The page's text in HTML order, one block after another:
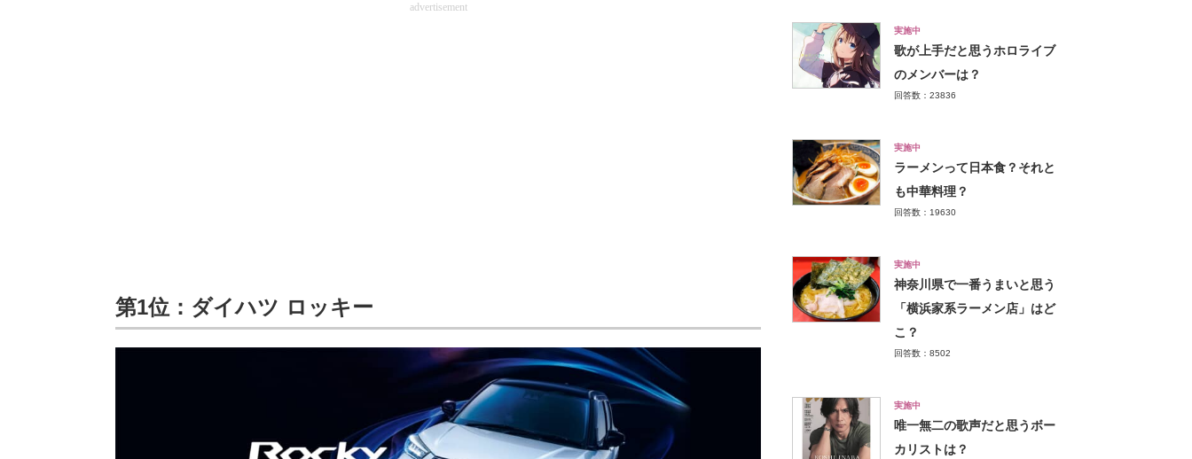
advertisement
第1位：ダイハツ ロッキー
実施中
歌が上手だと思うホロライブ
のメンバーは？
回答数：23836
実施中
ラーメンって日本食？それと
も中華料理？
回答数：19630
実施中
神奈川県で一番うまいと思う
「横浜家系ラーメン店」はど
こ？
回答数：8502
実施中
唯一無二の歌声だと思うボー
カリストは？